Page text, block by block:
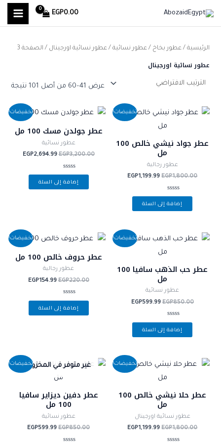
EGP0.00
س
ع ع
الرئيسية /عطور بخاخ /عطور نسائية /عطور نسائية اورجينال / الصفحة 3
عطور نسائية اورجينال
عرض 41–60 من أصل 101 نتيجة
تخفيضات!
عطر جواد نيشي خالص 100
مل
عطور رجالية
EGP1,800.00
السعر
الأصلي
هو:
EGP1,199.99
السعر
الحالي
EGP1,199.99.
تم
التقييم
إضافة إلى السلة
تخفيضات!
عطر جولدن مسك 100 مل
عطور نسائية
EGP3,200.00
السعر
هو:
EGP3,200.00.
EGP2,694.99
السعر
الحالي
هو:
تم
التقييم
إضافة إلى السلة
تخفيضات!
عطر حب الذهب سافيا 100
مل
عطور نسائية
EGP850.00
السعر
الأصلي
هو:
EGP599.99
السعر
الحالي
تم
التقييم
إضافة إلى السلة
تخفيضات!
عطر حروف خالص 100 مل
عطور رجالية
EGP220.00
السعر
الأصلي
EGP220.00.
EGP154.99
السعر
الحالي
EGP154.99.
تم
التقييم
إضافة إلى السلة
تخفيضات!
عطر حلا نيشي خالص 100
مل
عطور نسائية اورجينال
EGP1,800.00
السعر
الأصلي
هو:
EGP1,199.99
السعر
الحالي
تخفيضات!غير متوفر في المخزون
عطر دفين ديزاير سافيا
100 مل
عطور نسائية
EGP850.00
السعر
الأصلي
هو:
EGP599.99
السعر
الحالي